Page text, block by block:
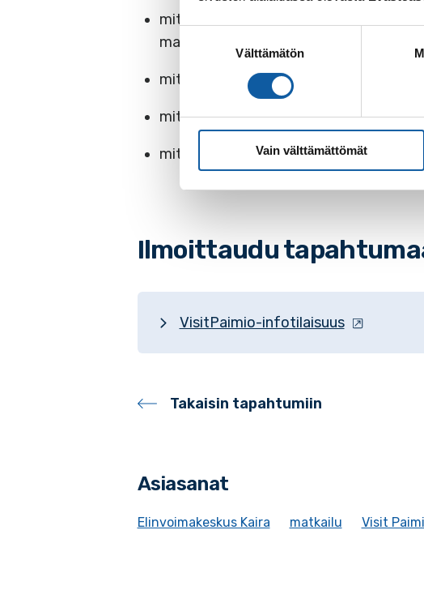
Välttämätön
Vain välttämättömät
miten yrityksen palvelut ja tiedot
matkailuoppaaseen
miten tietoja päivitetään ja pidetään
miten yritysten omia somesisältöjä
miten yritys voi helpottaa matkailijan
Ilmoittaudu
VisitPaimio-infotilaisuus
Takaisin tapahtumiin
Asiasanat
Elinvoimakeskus Kaira matkailu Visit